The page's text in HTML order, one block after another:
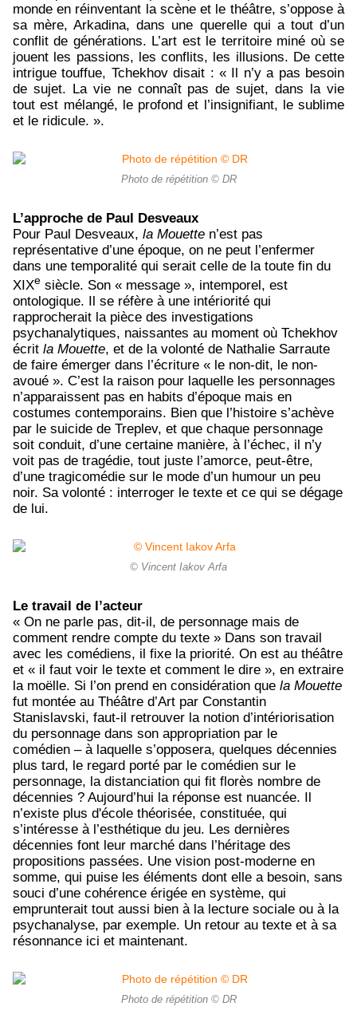
monde en réinventant la scène et le théâtre, s’oppose à
sa mère, Arkadina, dans une querelle qui a tout d’un
conflit de générations. L’art est le territoire miné où se
jouent les passions, les conflits, les illusions. De cette
intrigue touffue, Tchekhov disait : « Il n’y a pas besoin
de sujet. La vie ne connaît pas de sujet, dans la vie
tout est mélangé, le profond et l’insignifiant, le sublime
et le ridicule. ».
Photo de répétition © DR
L’approche de Paul Desveaux
Pour Paul Desveaux, la Mouette n’est pas
représentative d’une époque, on ne peut l’enfermer
dans une temporalité qui serait celle de la toute fin du
XIXe siècle. Son « message », intemporel, est
ontologique. Il se réfère à une intériorité qui
rapprocherait la pièce des investigations
psychanalytiques, naissantes au moment où Tchekhov
écrit la Mouette, et de la volonté de Nathalie Sarraute
de faire émerger dans l’écriture « le non-dit, le non-
avoué ». C’est la raison pour laquelle les personnages
n’apparaissent pas en habits d’époque mais en
costumes contemporains. Bien que l’histoire s’achève
par le suicide de Treplev, et que chaque personnage
soit conduit, d’une certaine manière, à l’échec, il n’y
voit pas de tragédie, tout juste l’amorce, peut-être,
d’une tragicomédie sur le mode d’un humour un peu
noir. Sa volonté : interroger le texte et ce qui se dégage
de lui.
© Vincent Iakov Arfa
Le travail de l’acteur
« On ne parle pas, dit-il, de personnage mais de
comment rendre compte du texte » Dans son travail
avec les comédiens, il fixe la priorité. On est au théâtre
et « il faut voir le texte et comment le dire », en extraire
la moëlle. Si l’on prend en considération que la Mouette
fut montée au Théâtre d’Art par Constantin
Stanislavski, faut-il retrouver la notion d’intériorisation
du personnage dans son appropriation par le
comédien – à laquelle s’opposera, quelques décennies
plus tard, le regard porté par le comédien sur le
personnage, la distanciation qui fit florès nombre de
décennies ? Aujourd’hui la réponse est nuancée. Il
n’existe plus d'école théorisée, constituée, qui
s’intéresse à l’esthétique du jeu. Les dernières
décennies font leur marché dans l’héritage des
propositions passées. Une vision post-moderne en
somme, qui puise les éléments dont elle a besoin, sans
souci d’une cohérence érigée en système, qui
emprunterait tout aussi bien à la lecture sociale ou à la
psychanalyse, par exemple. Un retour au texte et à sa
résonnance ici et maintenant.
Photo de répétition © DR